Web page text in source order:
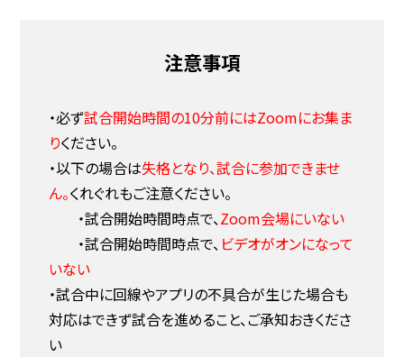
注意事項
・必ず試合開始時間の10分前にはZoomにお集ま
りください。
・以下の場合は失格となり、試合に参加できませ
ん。くれぐれもご注意ください。
・試合開始時間時点で、Zoom会場にいない
・試合開始時間時点で、 ビデオがオンになって
いない
・試合中に回線やアプリの不具合が生じた場合も
対応はできず試合を進めること、ご承知おきくださ
い